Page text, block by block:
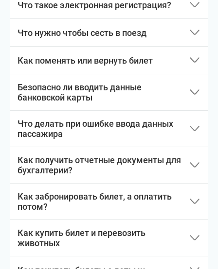
Что такое электронная регистрация?
Что нужно чтобы сесть в поезд
Как поменять или вернуть билет
Безопасно ли вводить данные
банковской карты
Что делать при ошибке ввода данных
пассажира
Как получить отчетные документы для
бухгалтерии?
Как забронировать билет, а оплатить
потом?
Как купить билет и перевозить
животных